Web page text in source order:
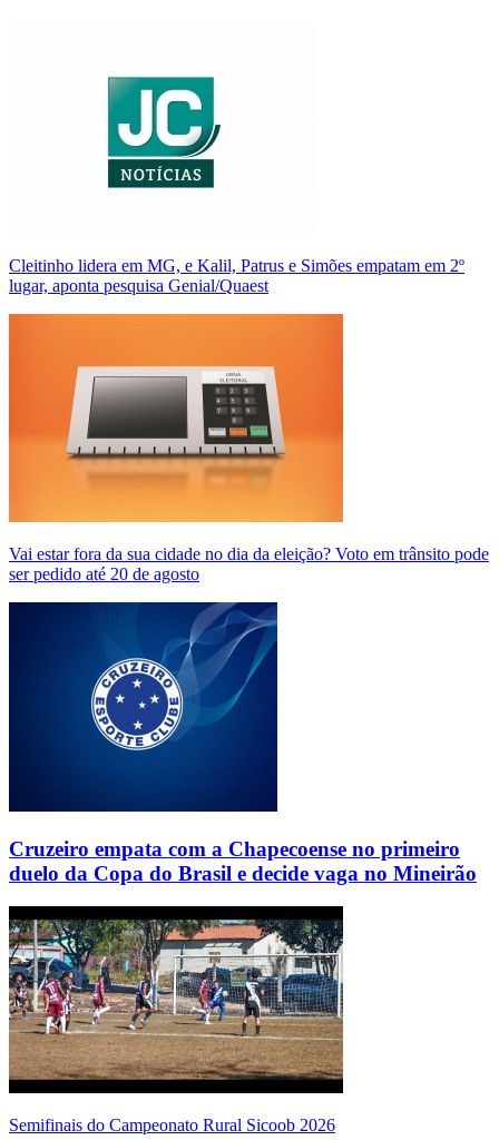
Cleitinho lidera em MG, e Kalil, Patrus e Simões empatam em 2º
lugar, aponta pesquisa Genial/Quaest
Vai estar fora da sua cidade no dia da eleição? Voto em trânsito pode
ser pedido até 20 de agosto
Cruzeiro empata com a Chapecoense no primeiro
duelo da Copa do Brasil e decide vaga no Mineirão
Semifinais do Campeonato Rural Sicoob 2026